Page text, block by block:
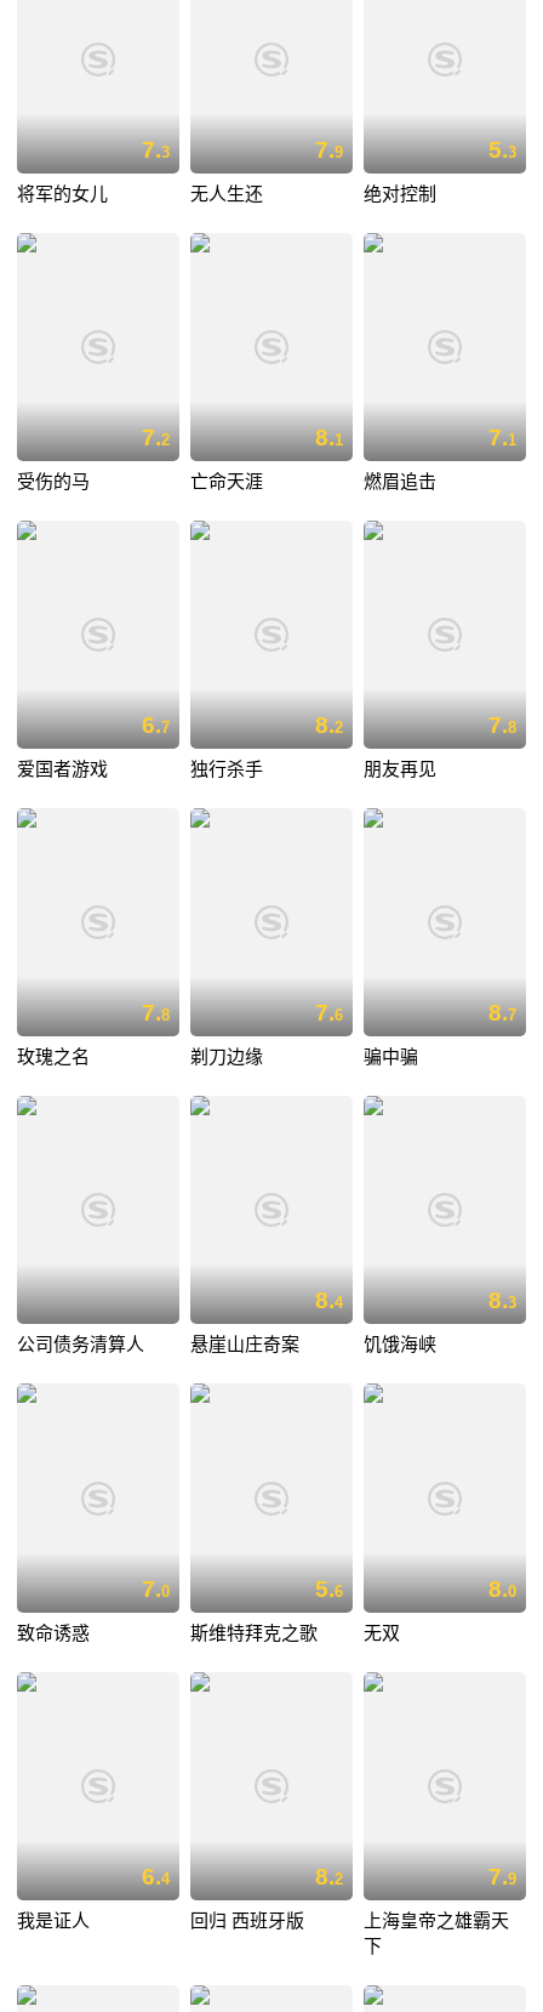
7.3
将军的女儿
7.9
无人生还
5.3
绝对控制
7.2
受伤的马
8.1
亡命天涯
7.1
燃眉追击
6.7
爱国者游戏
8.2
独行杀手
7.8
朋友再见
7.8
玫瑰之名
7.6
剃刀边缘
8.7
骗中骗
公司债务清算人
8.4
悬崖山庄奇案
8.3
饥饿海峡
7.0
致命诱惑
5.6
斯维特拜克之歌
8.0
无双
6.4
我是证人
8.2
回归 西班牙版
7.9
上海皇帝之雄霸天
下